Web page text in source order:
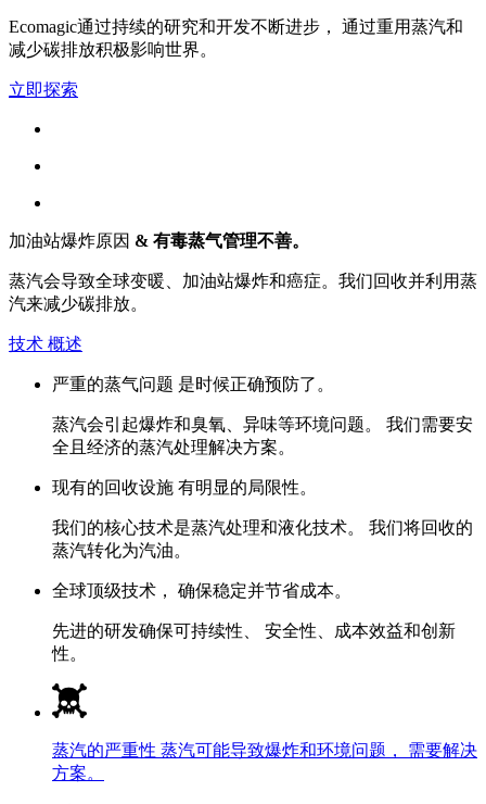
Ecomagic通过持续的研究和开发不断进步， 通过重用蒸汽和
减少碳排放积极影响世界。
立即探索
加油站爆炸原因 & 有毒蒸气管理不善。
蒸汽会导致全球变暖、加油站爆炸和癌症。我们回收并利用蒸
汽来减少碳排放。
技术 概述
严重的蒸气问题 是时候正确预防了。
蒸汽会引起爆炸和臭氧、异味等环境问题。 我们需要安
全且经济的蒸汽处理解决方案。
现有的回收设施 有明显的局限性。
我们的核心技术是蒸汽处理和液化技术。 我们将回收的
蒸汽转化为汽油。
全球顶级技术， 确保稳定并节省成本。
先进的研发确保可持续性、 安全性、成本效益和创新
性。
蒸汽的严重性 蒸汽可能导致爆炸和环境问题， 需要解决
方案。